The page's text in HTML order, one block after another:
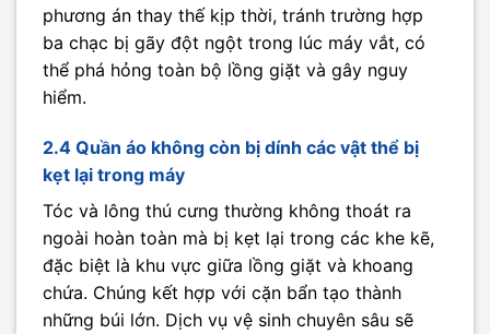
phương án thay thế kịp thời, tránh trường hợp
ba chạc bị gãy đột ngột trong lúc máy vắt, có
thể phá hỏng toàn bộ lồng giặt và gây nguy
hiểm.
2.4 Quần áo không còn bị dính các vật thể bị
kẹt lại trong máy
Tóc và lông thú cưng thường không thoát ra
ngoài hoàn toàn mà bị kẹt lại trong các khe kẽ,
đặc biệt là khu vực giữa lồng giặt và khoang
chứa. Chúng kết hợp với cặn bẩn tạo thành
những búi lớn. Dịch vụ vệ sinh chuyên sâu sẽ